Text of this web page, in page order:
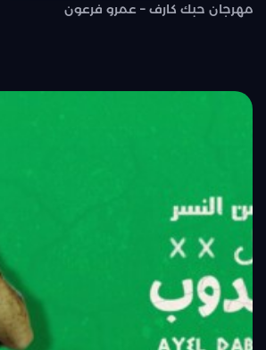
مهرجان حبك كارف – عمرو فرعون